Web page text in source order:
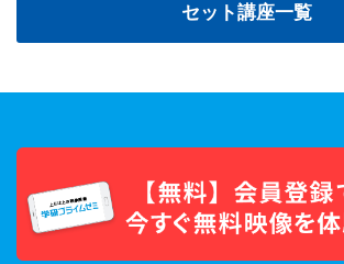
セット講座一覧